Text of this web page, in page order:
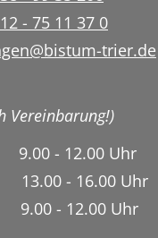
- 75 11 37 0
trier.de
Vereinbarung!)
- 12.00 Uhr
16.00 Uhr
9.00 - 12.00 Uhr